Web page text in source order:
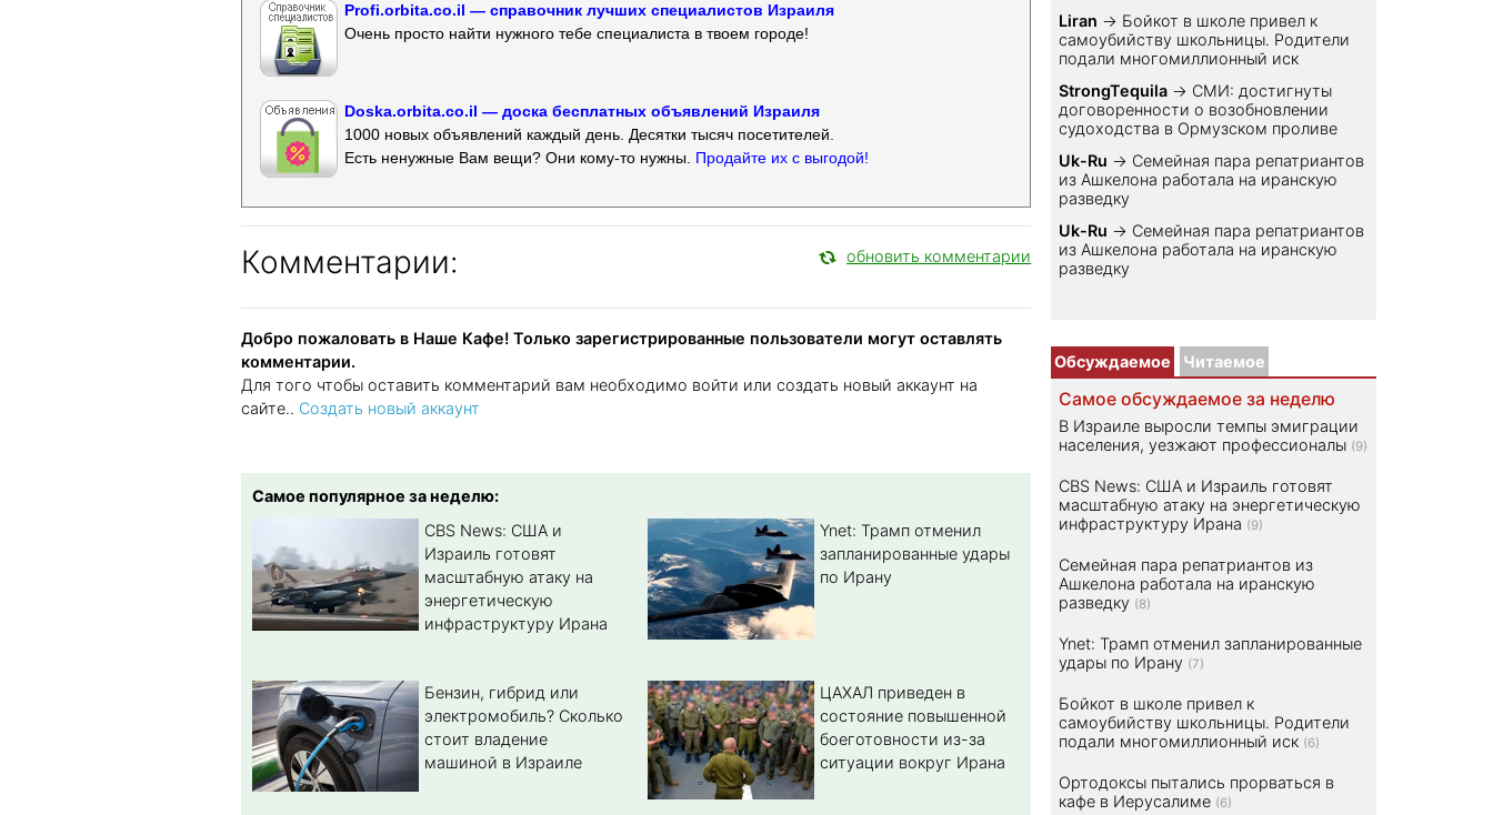
Profi.orbita.co.il — справочник лучших специалистов Израиля
Очень просто найти нужного тебе специалиста в твоем городе!
Doska.orbita.co.il — доска бесплатных объявлений Израиля
1000 новых объявлений каждый день. Десятки тысяч посетителей.
Есть ненужные Вам вещи? Они кому-то нужны. Продайте их с выгодой!
Комментарии: обновить комментарии
Добро пожаловать в Наше Кафе! Только зарегистрированные пользователи могут оставлять
комментарии.
Для того чтобы оставить комментарий вам необходимо войти или создать новый аккаунт на
сайте.. Создать новый аккаунт
Самое популярное за неделю:
CBS News: США и
Израиль готовят
масштабную атаку на
энергетическую
инфраструктуру Ирана
Ynet: Трамп отменил
запланированные удары
по Ирану
Бензин, гибрид или
электромобиль? Cколько
стоит владение
машиной в Израиле
ЦАХАЛ приведен в
состояние повышенной
боеготовности из-за
ситуации вокруг Ирана
Liran → Бойкот в школе привел к
самоубийству школьницы. Родители
подали многомиллионный иск
StrongTequila → СМИ: достигнуты
договоренности о возобновлении
судоходства в Ормузском проливе
Uk-Ru → Семейная пара репатриантов
из Ашкелона работала на иранскую
разведку
Uk-Ru → Семейная пара репатриантов
из Ашкелона работала на иранскую
разведку
Обсуждаемое Читаемое
Самое обсуждаемое за неделю
В Израиле выросли темпы эмиграции
населения, уезжают профессионалы (9)
CBS News: США и Израиль готовят
масштабную атаку на энергетическую
инфраструктуру Ирана (9)
Семейная пара репатриантов из
Ашкелона работала на иранскую
разведку (8)
Ynet: Трамп отменил запланированные
удары по Ирану (7)
Бойкот в школе привел к
самоубийству школьницы. Родители
подали многомиллионный иск (6)
Ортодоксы пытались прорваться в
кафе в Иерусалиме (6)